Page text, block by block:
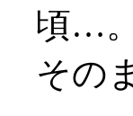
頃…。
その